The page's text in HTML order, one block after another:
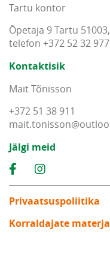
Tartu kontor
Õpetaja 9 Tartu 51003,
telefon +372 52 32 977
Kontaktisik
Mait Tõnisson
+372 51 38 911
mait.tonisson@
Jälgi meid
Privaatsuspoliitika
Korraldajate